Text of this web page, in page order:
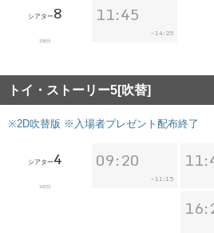
シアター8
156分
11:45
~14:25
トイ・ストーリー5[吹替]
※2D吹替版 ※入場者プレゼント配布終了
シアター4
102分
09:20
~11:15